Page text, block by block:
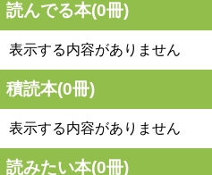
読んでる本(0冊)
表示する内容がありません
積読本(0冊)
表示する内容がありません
読みたい本(0冊)